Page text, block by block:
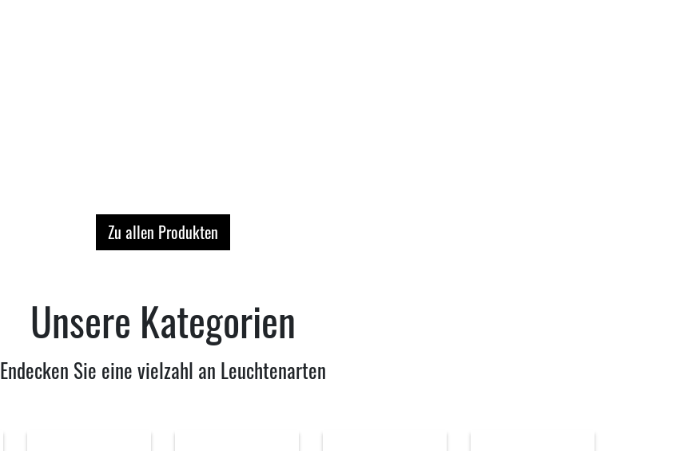
Zu allen Produkten
Unsere Kategorien
Endecken Sie eine vielzahl an Leuchtenarten